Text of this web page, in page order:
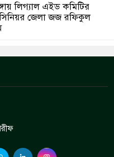
লিগ্যাল এইড কমিটির
জেলা জজ রফিকুল